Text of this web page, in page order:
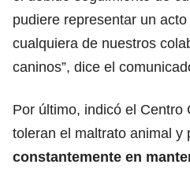
pudiere representar un
cualquiera de nuestros
caninos”, dice el
Por último, indicó el Centro
toleran el maltrato animal y
constantemente en